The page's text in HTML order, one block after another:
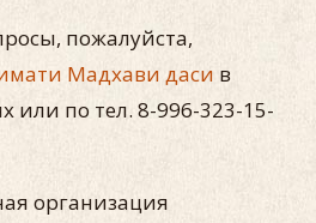
пожалуйста,
Мадхави даси в
или по тел. 8-996-323-15-
организация